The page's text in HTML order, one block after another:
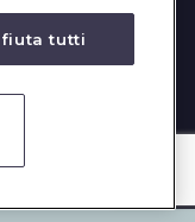
09293820156
tutti